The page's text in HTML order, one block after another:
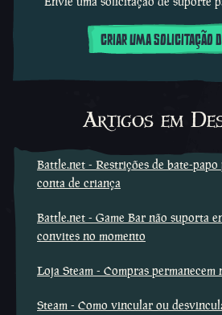
CRIAR UMA SOLICITAÇÃO
Artigos em
Battle.net - Restrições de bate-
conta de criança
Battle.net - Game Bar não suporta
convites no momento
Loja Steam - Compras
Steam - Como vincular ou